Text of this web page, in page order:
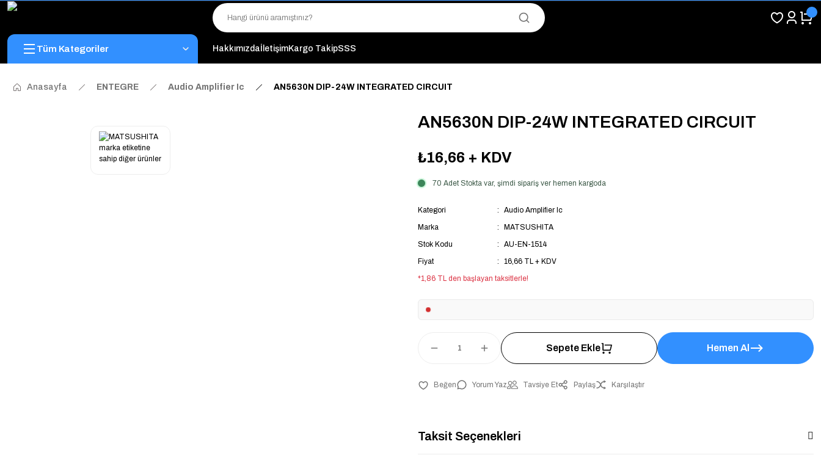
"Saat 14:00'a Kadar Verilen Siparişlerde Aynı Gün Kargo Avantajı!
"Binlerce Ürün Çeşitliliği ile Stoktan Hemen Teslim."
"Toptan Fiyatına Perakende Satış Avantajını Kaçırmayın!"
"Üyelere Özel: Stok Önceliği ve Proje Fiyatları."
Tüm Kategoriler HakkımızdaİletişimKargo TakipSSS
Anasayfa ENTEGRE Audio Amplifier Ic AN5630N DIP-24W INTEGRATED CIRCUIT
AN5630N DIP-24W INTEGRATED CIRCUIT
₺16,66 + KDV
70 Adet Stokta var, şimdi sipariş ver hemen kargoda
Kategori
Audio Amplifier Ic
Marka
MATSUSHITA
Stok Kodu
AU-EN-1514
Fiyat
16,66 TL + KDV
*1,86 TL den başlayan taksitlerle!
Sepete Ekle Hemen Al
Yorum Yaz Tavsiye Et Paylaş Karşılaştır
Taksit Seçenekleri